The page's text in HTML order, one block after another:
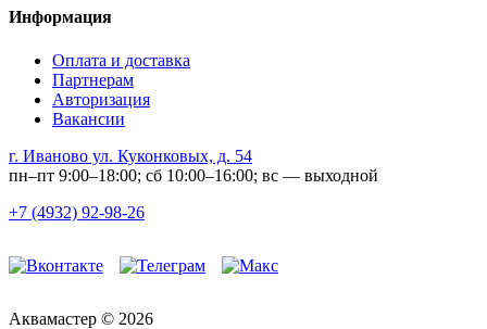
Информация
Оплата и доставка
Партнерам
Авторизация
Вакансии
г. Иваново ул. Куконковых, д. 54
пн–пт 9:00–18:00; сб 10:00–16:00; вс — выходной
+7 (4932) 92-98-26
Аквамастер © 2026